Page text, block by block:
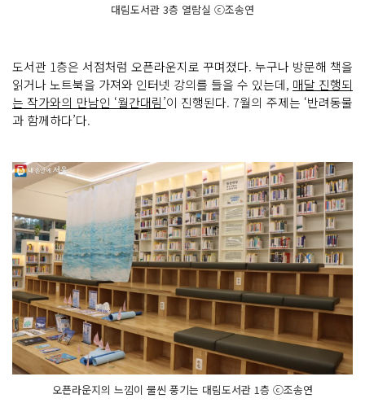
대림도서관 3층 열람실 ⓒ조송연
도서관 1층은 서점처럼 오픈라운지로 꾸며졌다. 누구나 방문해 책을
읽거나 노트북을 가져와 인터넷 강의를 들을 수 있는데, 매달 진행되
는 작가와의 만남인 ‘월간대림’이 진행된다. 7월의 주제는 ‘반려동물
과 함께하다’다.
오픈라운지의 느낌이 물씬 풍기는 대림도서관 1층 ⓒ조송연